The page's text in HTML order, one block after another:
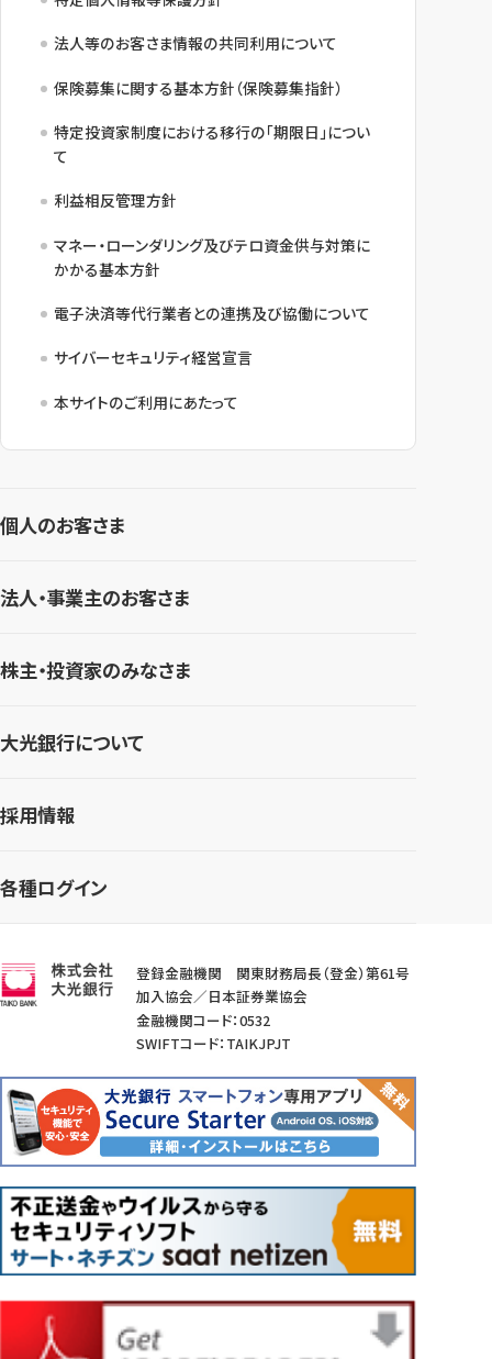
法人等のお客さま情報の共同利用について
保険募集に関する基本方針（保険募集指針）
特定投資家制度における移行の「期限日」につい
て
利益相反管理方針
マネー・ローンダリング及びテロ資金供与対策に
かかる基本方針
電子決済等代行業者との連携及び協働について
サイバーセキュリティ経営宣言
本サイトのご利用にあたって
個人のお客さま
法人・事業主のお客さま
株主・投資家のみなさま
大光銀行について
採用情報
各種ログイン
登録金融機関 関東財務局長（登金）第61号
加入協会／日本証券業協会
金融機関コード：0532
SWIFTコード：TAIKJPJT